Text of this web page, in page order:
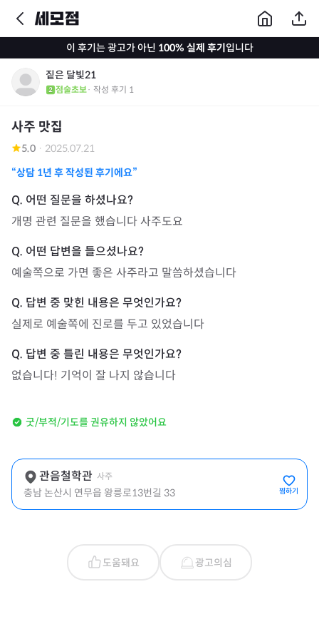
이 후기는 광고가 아닌 100% 실제 후기입니다
짙은 달빛21
점술초보· 작성 후기 1
사주 맛집
5.0 · 2025.07.21
“상담 1년 후 작성된 후기에요”
개명 관련 질문을 했습니다 사주도요
예술쪽으로 가면 좋은 사주라고 말씀하셨습니다
실제로 예술쪽에 진로를 두고 있었습니다
없습니다! 기억이 잘 나지 않습니다
굿/부적/기도를 권유하지 않았어요
관음철학관 사주
충남 논산시 연무읍 왕릉로13번길 33 찜하기
도움돼요 광고의심